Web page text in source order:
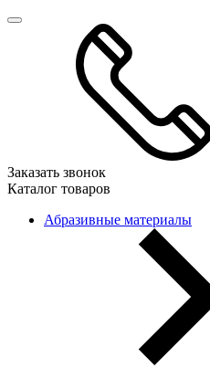
Заказать звонок
Каталог товаров
Абразивные материалы